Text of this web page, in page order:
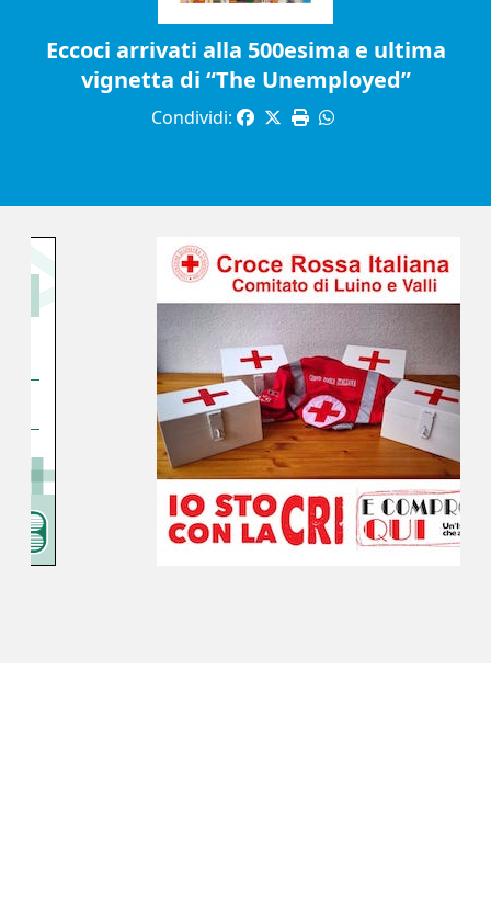
Eccoci arrivati alla 500esima e ultima
vignetta di “The Unemployed”
Condividi: